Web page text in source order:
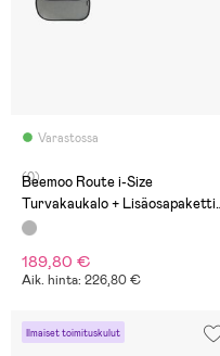
Varastossa
(0)
Beemoo Route i-Size
Turvakaukalo + Lisäosapaketti,
Mineral Grey
189,80 €
Aik. hinta: 226,80 €
Ilmaiset toimituskulut